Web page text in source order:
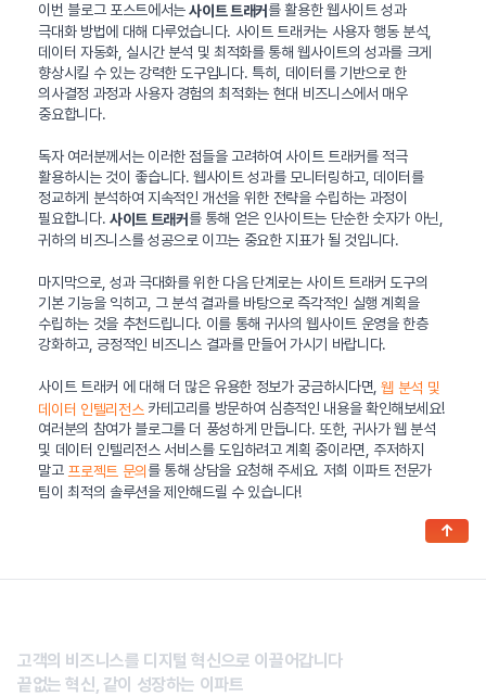
이번 블로그 포스트에서는사이트 트래커 를 활용한 웹사이트 성과
극대화 방법에 대해 다루었습니다. 사이트 트래커는 사용자 행동 분석,
데이터 자동화, 실시간 분석 및 최적화를 통해 웹사이트의 성과를 크게
향상시킬 수 있는 강력한 도구입니다. 특히, 데이터를 기반으로 한
의사결정 과정과 사용자 경험의 최적화는 현대 비즈니스에서 매우
중요합니다.
독자 여러분께서는 이러한 점들을 고려하여 사이트 트래커를 적극
활용하시는 것이 좋습니다. 웹사이트 성과를 모니터링하고, 데이터를
정교하게 분석하여 지속적인 개선을 위한 전략을 수립하는 과정이
필요합니다. 사이트 트래커 를 통해 얻은 인사이트는 단순한 숫자가 아닌,
귀하의 비즈니스를 성공으로 이끄는 중요한 지표가 될 것입니다.
마지막으로, 성과 극대화를 위한 다음 단계로는 사이트 트래커 도구의
기본 기능을 익히고, 그 분석 결과를 바탕으로 즉각적인 실행 계획을
수립하는 것을 추천드립니다. 이를 통해 귀사의 웹사이트 운영을 한층
강화하고, 긍정적인 비즈니스 결과를 만들어 가시기 바랍니다.
사이트 트래커 에 대해 더 많은 유용한 정보가 궁금하시다면,웹 분석 및
데이터 인텔리전스카테고리를 방문하여 심층적인 내용을 확인해보세요!
여러분의 참여가 블로그를 더 풍성하게 만듭니다. 또한, 귀사가 웹 분석
및 데이터 인텔리전스 서비스를 도입하려고 계획 중이라면, 주저하지
말고 프로젝트 문의 를 통해 상담을 요청해 주세요. 저희 이파트 전문가
팀이 최적의 솔루션을 제안해드릴 수 있습니다!
고객의 비즈니스를 디지털 혁신으로 이끌어갑니다
끝없는 혁신, 같이 성장하는 이파트
↑